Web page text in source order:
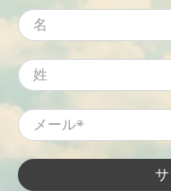
名
姓
メール *